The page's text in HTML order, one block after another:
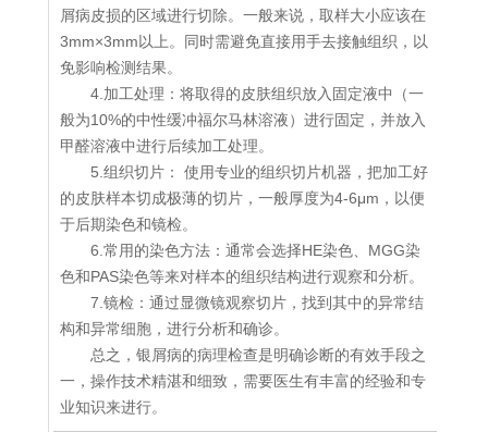
屑病皮损的区域进行切除。一般来说，取样大小应该在
3mm×3mm以上。同时需避免直接用手去接触组织，以
免影响检测结果。
4.加工处理：将取得的皮肤组织放入固定液中（一
般为10%的中性缓冲福尔马林溶液）进行固定，并放入
甲醛溶液中进行后续加工处理。
5.组织切片： 使用专业的组织切片机器，把加工好
的皮肤样本切成极薄的切片，一般厚度为4-6μm，以便
于后期染色和镜检。
6.常用的染色方法：通常会选择HE染色、MGG染
色和PAS染色等来对样本的组织结构进行观察和分析。
7.镜检：通过显微镜观察切片，找到其中的异常结
构和异常细胞，进行分析和确诊。
总之，银屑病的病理检查是明确诊断的有效手段之
一，操作技术精湛和细致，需要医生有丰富的经验和专
业知识来进行。